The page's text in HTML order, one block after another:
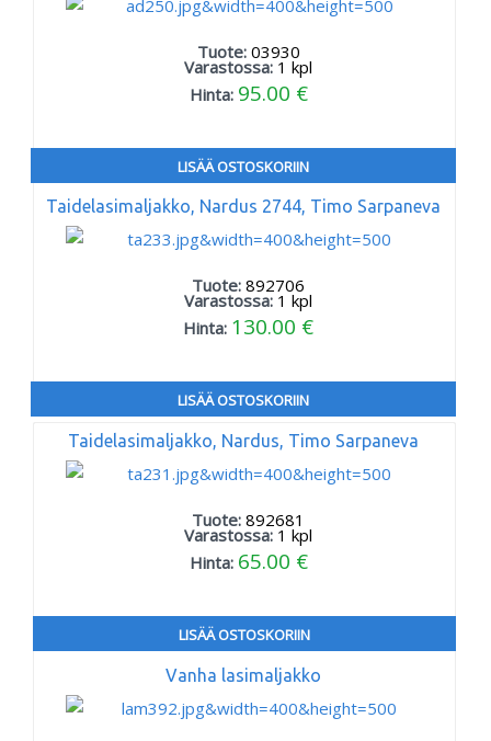
Tuote: 03930
Varastossa: 1 kpl
Hinta: 95.00 €
LISÄÄ OSTOSKORIIN
Taidelasimaljakko, Nardus 2744, Timo Sarpaneva
Tuote:892706
Varastossa: 1 kpl
Hinta: 130.00 €
LISÄÄ OSTOSKORIIN
Taidelasimaljakko, Nardus, Timo Sarpaneva
Tuote:892681
Varastossa: 1 kpl
Hinta: 65.00 €
LISÄÄ OSTOSKORIIN
Vanha lasimaljakko